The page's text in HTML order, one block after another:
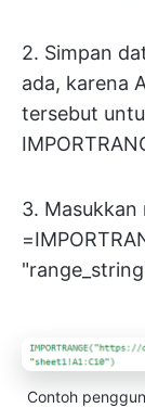
2. Simpan
ada, karena
tersebut
3. Masukkan
Contoh